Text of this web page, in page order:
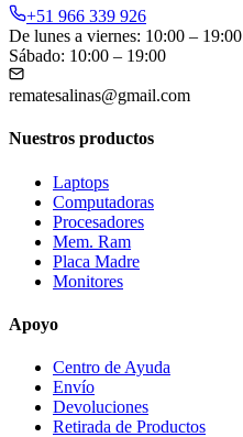
+51 966 339 926
De lunes a viernes: 10:00 – 19:00
Sábado: 10:00 – 19:00
rematesalinas@gmail.com
Nuestros productos
Laptops
Computadoras
Procesadores
Mem. Ram
Placa Madre
Monitores
Apoyo
Centro de Ayuda
Envío
Devoluciones
Retirada de Productos